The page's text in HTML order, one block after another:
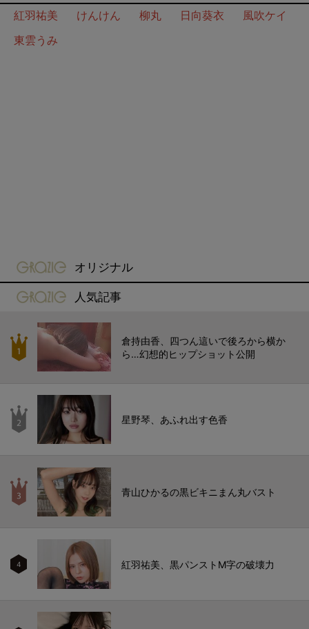
紅羽祐美 けんけん 柳丸 日向葵衣
風吹ケイ
東雲うみ
gravure-grazie
オリジナル
gravure-grazie
人気記事
倉持由香、四つん這いで後ろから横か
ら…幻想的ヒップショット公開
星野琴、あふれ出す色香
青山ひかるの黒ビキニまん丸バスト
4 紅羽祐美、黒パンストM字の破壊力